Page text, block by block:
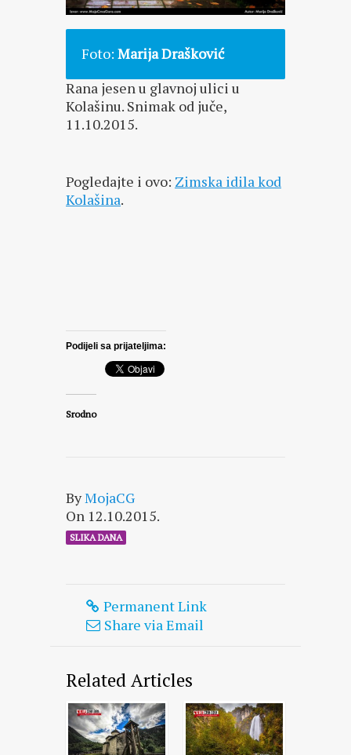
Foto: Marija Drašković
Rana jesen u glavnoj ulici u
Kolašinu. Snimak od juče,
11.10.2015.
Pogledajte i ovo: Zimska idila kod
Kolašina.
Podijeli sa prijateljima:
Srodno
ByMojaCG
On 12.10.2015.
SLIKA DANA
Permanent Link
Share via Email
Related Articles